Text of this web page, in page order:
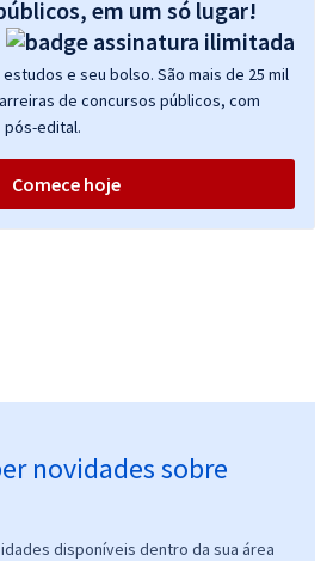
em um só lugar!
e seu bolso. São mais de 25 mil
de concursos públicos, com
pós-edital.
Comece hoje
novidades sobre
disponíveis dentro da sua área